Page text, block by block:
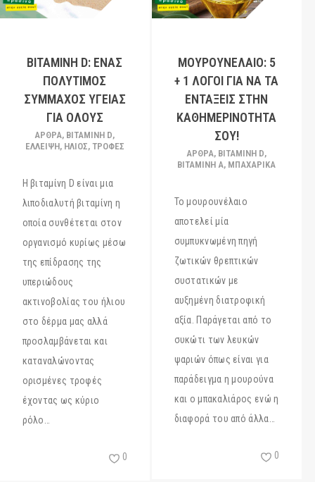
ΒΙΤΑΜΊΝΗ D: ΈΝΑΣ
ΠΟΛΎΤΙΜΟΣ
ΣΎΜΜΑΧΟΣ ΥΓΕΊΑΣ
ΓΙΑ ΌΛΟΥΣ
ΆΡΘΡΑ, ΒΙΤΑΜΊΝΗ D,
ΕΛΛΕΙΨΗ, ΗΛΙΟΣ, ΤΡΟΦΕΣ
Η βιταμίνη D είναι μια
λιποδιαλυτή βιταμίνη η
οποία συνθέτεται στον
οργανισμό κυρίως μέσω
της επίδρασης της
υπεριώδους
ακτινοβολίας του ήλιου
στο δέρμα μας αλλά
προσλαμβάνεται και
καταναλώνοντας
ορισμένες τροφές
έχοντας ως κύριο
ρόλο…
0
ΜΟΥΡΟΥΝΈΛΑΙΟ: 5
+ 1 ΛΌΓΟΙ ΓΙΑ ΝΑ ΤΑ
ΕΝΤΆΞΕΙΣ ΣΤΗΝ
ΚΑΘΗΜΕΡΙΝΌΤΗΤΆ
ΣΟΥ!
ΆΡΘΡΑ, ΒΙΤΑΜΊΝΗ D,
ΒΙΤΑΜΙΝΗ Α, ΜΠΑΧΑΡΙΚΑ
Το μουρουνέλαιο
αποτελεί μία
συμπυκνωμένη πηγή
ζωτικών θρεπτικών
συστατικών με
αυξημένη διατροφική
αξία. Παράγεται από το
συκώτι των λευκών
ψαριών όπως είναι για
παράδειγμα η μουρούνα
και ο μπακαλιάρος ενώ η
διαφορά του από άλλα…
0